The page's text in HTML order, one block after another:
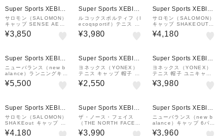
Super Sports XEBIO
&mall店
サロモン（SALOMON）
キャップ SENSE AERO
LC2764000
¥3,850
Super Sports XEBIO
&mall店
ルコックスポルティフ（l
ecoqsportif）テニス キ
ャップ 帽子 FAN AIRキ
ャップ LN5SCP10M BK
¥3,980
Super Sports XEBIO
&mall店
サロモン（SALOMON）
キャップ SHAKEOUT L
C2764600
¥4,180
Super Sports XEBIO
&mall店
ニューバランス（new b
alance）ランニングキャ
ップ 47 5パネル グラフ
ィック AC40718SSO
¥5,500
Super Sports XEBIO
&mall店
ヨネックス（YONEX）
テニス キャップ 帽子 メ
ッシュキャップ 40106-
147 速乾 UVカット
¥2,550
Super Sports XEBIO
&mall店
ヨネックス（YONEX）
テニス 帽子 ユニキャッ
プ 40112-011
¥3,980
Super Sports XEBIO
&mall店
サロモン（SALOMON）
SHAKEout キャップ LC
2632600
¥4,180
Super Sports XEBIO
&mall店
ザ・ノース・フェイス
（THE NORTH FACE）
GTDキャップ NN42513
K
¥3,990
Super Sports XEBIO
&mall店
ニューバランス（new b
alance）キャップ 6パネ
ルパフォーマンスハット
V 2.0 LAH51002WT
¥3,960